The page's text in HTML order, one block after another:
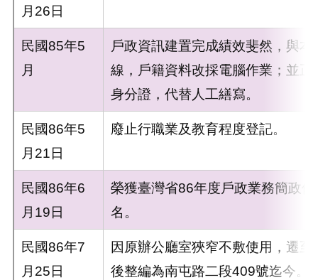
月26日
民國85年5
月
戶政資訊建置完成績效斐然，與
線，戶籍資料改採電腦作業；並正
身分證，代替人工繕寫。
民國86年5
月21日
廢止行職業及教育程度登記。
民國86年6
月19日
榮獲臺灣省86年度戶政業務簡政
名。
民國86年7
月25日
因原辦公廳室狹窄不敷使用，遷
後整編為南屯路二段409號迄今。